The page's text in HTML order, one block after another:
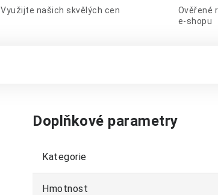
Využijte našich skvělých cen
Ověřené
e-shopu
Doplňkové parametry
Kategorie
Hmotnost